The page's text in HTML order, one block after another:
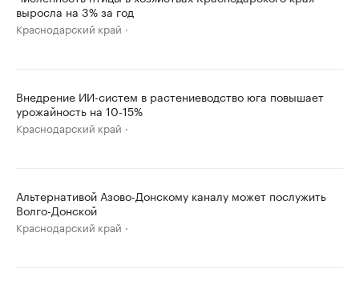
выросла на 3% за год
Краснодарский край
Внедрение ИИ-систем в растениеводство юга повышает
урожайность на 10-15%
Краснодарский край
Альтернативой Азово-Донскому каналу может послужить
Волго-Донской
Краснодарский край